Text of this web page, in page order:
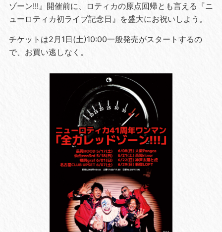
ゾーン!!!』開催前に、ロティカの原点回帰とも言える『ニ
ューロティカ初ライブ記念日』を盛大にお祝いしよう。
チケットは2月1日(土)10:00一般発売がスタートするの
で、お買い逃しなく。